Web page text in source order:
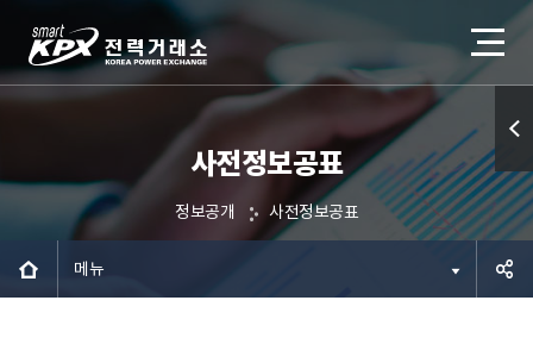
사전정보공표
정보공개 사전정보공표
메뉴
퀵메
뉴 열
기